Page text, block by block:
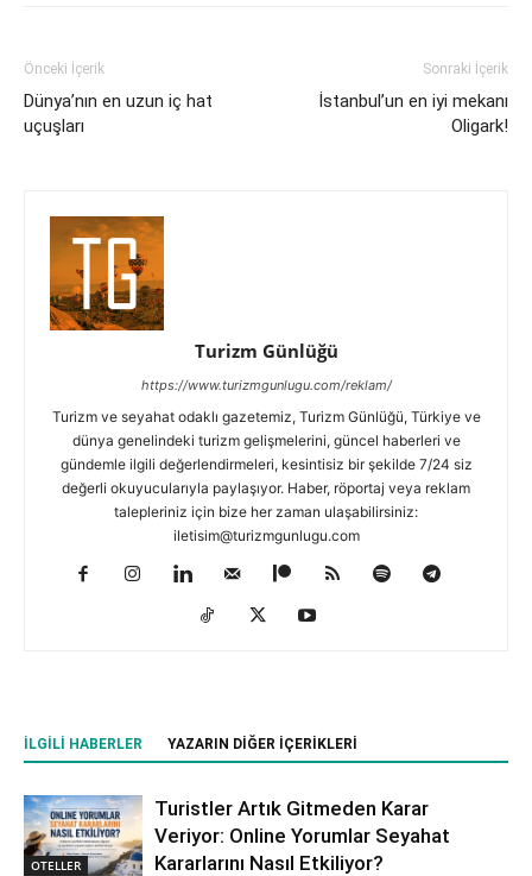
Önceki İçerik
Dünya’nın en uzun iç hat
uçuşları
Sonraki İçerik
İstanbul’un en iyi mekanı
Oligark!
Turizm Günlüğü
https://www.turizmgunlugu.com/reklam/
Turizm ve seyahat odaklı gazetemiz, Turizm Günlüğü, Türkiye ve
dünya genelindeki turizm gelişmelerini, güncel haberleri ve
gündemle ilgili değerlendirmeleri, kesintisiz bir şekilde 7/24 siz
değerli okuyucularıyla paylaşıyor. Haber, röportaj veya reklam
talepleriniz için bize her zaman ulaşabilirsiniz:
iletisim@turizmgunlugu.com
İLGILI HABERLER YAZARIN DIĞER İÇERIKLERI
OTELLER
Turistler Artık Gitmeden Karar
Veriyor: Online Yorumlar Seyahat
Kararlarını Nasıl Etkiliyor?